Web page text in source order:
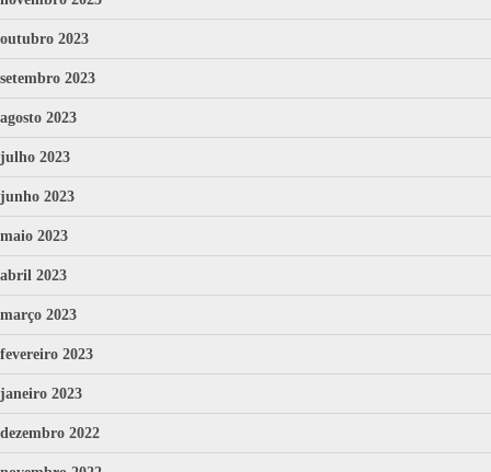
outubro 2023
setembro 2023
agosto 2023
julho 2023
junho 2023
maio 2023
abril 2023
março 2023
fevereiro 2023
janeiro 2023
dezembro 2022